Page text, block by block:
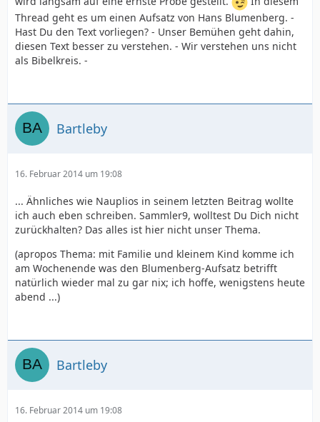
Thread geht es um einen Aufsatz von Hans Blumenberg. -
Hast Du den Text vorliegen? - Unser Bemühen geht dahin,
diesen Text besser zu verstehen. - Wir verstehen uns nicht
als Bibelkreis. -
Bartleby
16. Februar 2014 um 19:08
... Ähnliches wie Nauplios in seinem letzten Beitrag wollte
ich auch eben schreiben. Sammler9, wolltest Du Dich nicht
zurückhalten? Das alles ist hier nicht unser Thema.
(apropos Thema: mit Familie und kleinem Kind komme ich
am Wochenende was den Blumenberg-Aufsatz betrifft
natürlich wieder mal zu gar nix; ich hoffe, wenigstens heute
abend ...)
Bartleby
16. Februar 2014 um 19:08